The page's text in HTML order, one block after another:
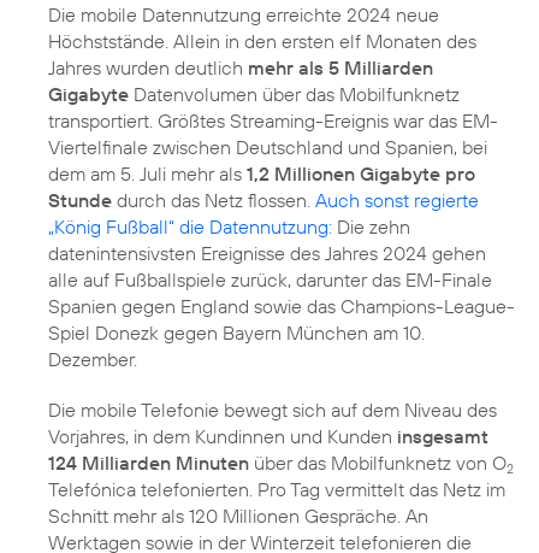
Die mobile Datennutzung erreichte 2024 neue
Höchststände. Allein in den ersten elf Monaten des
Jahres wurden deutlich mehr als 5 Milliarden
Gigabyte Datenvolumen über das Mobilfunknetz
transportiert. Größtes Streaming-Ereignis war das EM-
Viertelfinale zwischen Deutschland und Spanien, bei
dem am 5. Juli mehr als 1,2 Millionen Gigabyte pro
Stunde durch das Netz flossen. Auch sonst regierte
„König Fußball“ die Datennutzung: Die zehn
datenintensivsten Ereignisse des Jahres 2024 gehen
alle auf Fußballspiele zurück, darunter das EM-Finale
Spanien gegen England sowie das Champions-League-
Spiel Donezk gegen Bayern München am 10.
Dezember.
Die mobile Telefonie bewegt sich auf dem Niveau des
Vorjahres, in dem Kundinnen und Kunden insgesamt
124 Milliarden Minuten über das Mobilfunknetz von O2
Telefónica telefonierten. Pro Tag vermittelt das Netz im
Schnitt mehr als 120 Millionen Gespräche. An
Werktagen sowie in der Winterzeit telefonieren die